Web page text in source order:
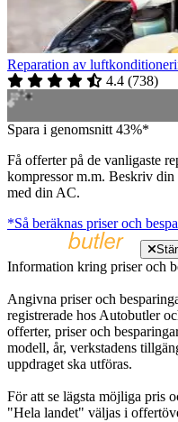
Reparation av
4.4 (738)
Spara i genomsnitt 43%*
Få offerter på de vanligaste
kompressor m.m. Beskriv
med din AC.
*Så beräknas priser och
Information kring priser och
Angivna priser och
registrerade hos Autobutler
offerter, priser och
modell, år, verkstadens
uppdraget ska utföras.
För att se lägsta möjliga pris
"Hela landet" väljas i